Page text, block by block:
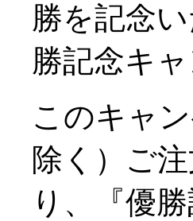
勝を記念
勝記念キ
このキャ
除く）ご
り、『優